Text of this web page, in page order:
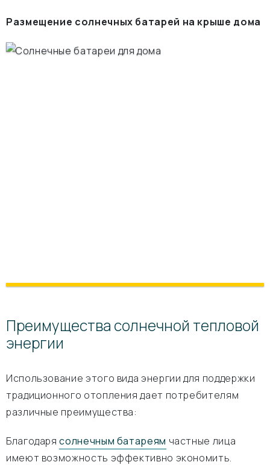
Размещение солнечных батарей на крыше дома
Преимущества солнечной тепловой
энергии
Использование этого вида энергии для поддержки
традиционного отопления дает потребителям
различные преимущества:
Благодарясолнечным батареям частные лица
имеют возможность эффективно экономить.